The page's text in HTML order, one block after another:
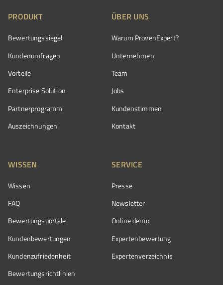
PRODUKT
Bewertungssiegel
Kundenumfragen
Vorteile
Enterprise Solution
Partnerprogramm
Auszeichnungen
ÜBER UNS
Warum ProvenExpert?
Unternehmen
Team
Jobs
Kundenstimmen
Kontakt
WISSEN
Wissen
FAQ
Bewertungsportale
Kundenbewertungen
Kundenzufriedenheit
Bewertungs­richtlinien
SERVICE
Presse
Newsletter
Online demo
Expertenbewertung
Expertenverzeichnis